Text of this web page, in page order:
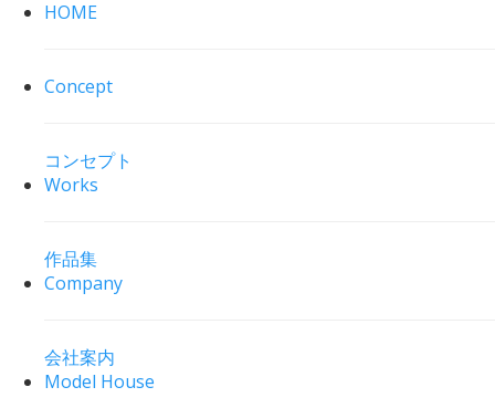
HOME
Concept
コンセプト
Works
作品集
Company
会社案内
Model House